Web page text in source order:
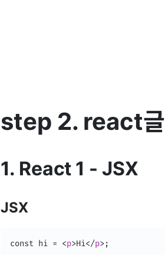
step 2. react글
1. React 1 - JSX
JSX
const hi = <p>Hi</p>;